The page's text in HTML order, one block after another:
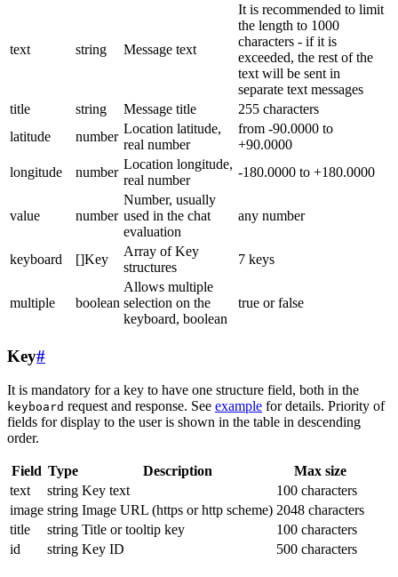
text string Message text
It is recommended to limit
the length to 1000
characters - if it is
exceeded, the rest of the
text will be sent in
separate text messages
title
string Message title
255 characters
latitude
number
Location latitude,
real number
from -90.0000 to
+90.0000
longitude
number
Location longitude,
real number
-180.0000 to +180.0000
value number
Number, usually
used in the chat
evaluation
any number
keyboard []Key
Array of Key
structures
7 keys
multiple boolean
Allows multiple
selection on the
keyboard, boolean
true or false
Key#
It is mandatory for a key to have one structure field, both in the
keyboard request and response. See example for details. Priority of
fields for display to the user is shown in the table in descending
order.
Field Type Description
Max size
text
string Key text
100 characters
image string Image URL (https or http scheme) 2048 characters
title
string Title or tooltip key
100 characters
id
string Key ID 500 characters